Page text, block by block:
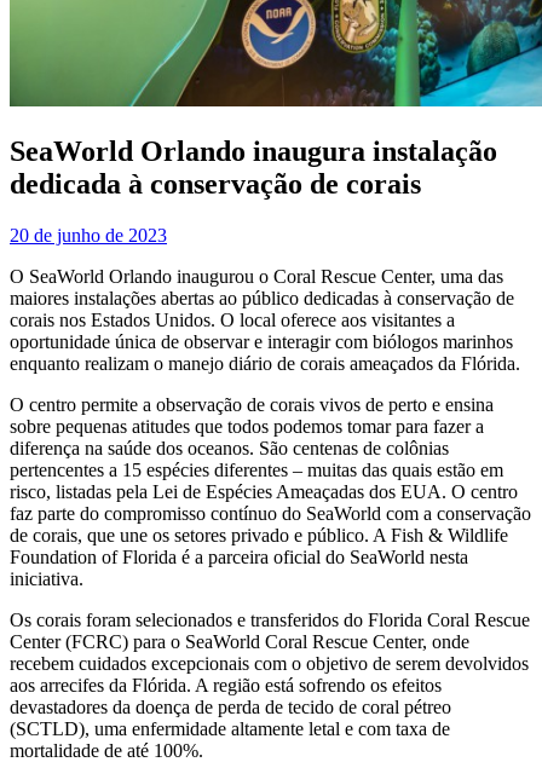
SeaWorld Orlando inaugura instalação
dedicada à conservação de corais
20 de junho de 2023
O SeaWorld Orlando inaugurou o Coral Rescue Center, uma das
maiores instalações abertas ao público dedicadas à conservação de
corais nos Estados Unidos. O local oferece aos visitantes a
oportunidade única de observar e interagir com biólogos marinhos
enquanto realizam o manejo diário de corais ameaçados da Flórida.
O centro permite a observação de corais vivos de perto e ensina
sobre pequenas atitudes que todos podemos tomar para fazer a
diferença na saúde dos oceanos. São centenas de colônias
pertencentes a 15 espécies diferentes – muitas das quais estão em
risco, listadas pela Lei de Espécies Ameaçadas dos EUA. O centro
faz parte do compromisso contínuo do SeaWorld com a conservação
de corais, que une os setores privado e público. A Fish & Wildlife
Foundation of Florida é a parceira oficial do SeaWorld nesta
iniciativa.
Os corais foram selecionados e transferidos do Florida Coral Rescue
Center (FCRC) para o SeaWorld Coral Rescue Center, onde
recebem cuidados excepcionais com o objetivo de serem devolvidos
aos arrecifes da Flórida. A região está sofrendo os efeitos
devastadores da doença de perda de tecido de coral pétreo
(SCTLD), uma enfermidade altamente letal e com taxa de
mortalidade de até 100%.